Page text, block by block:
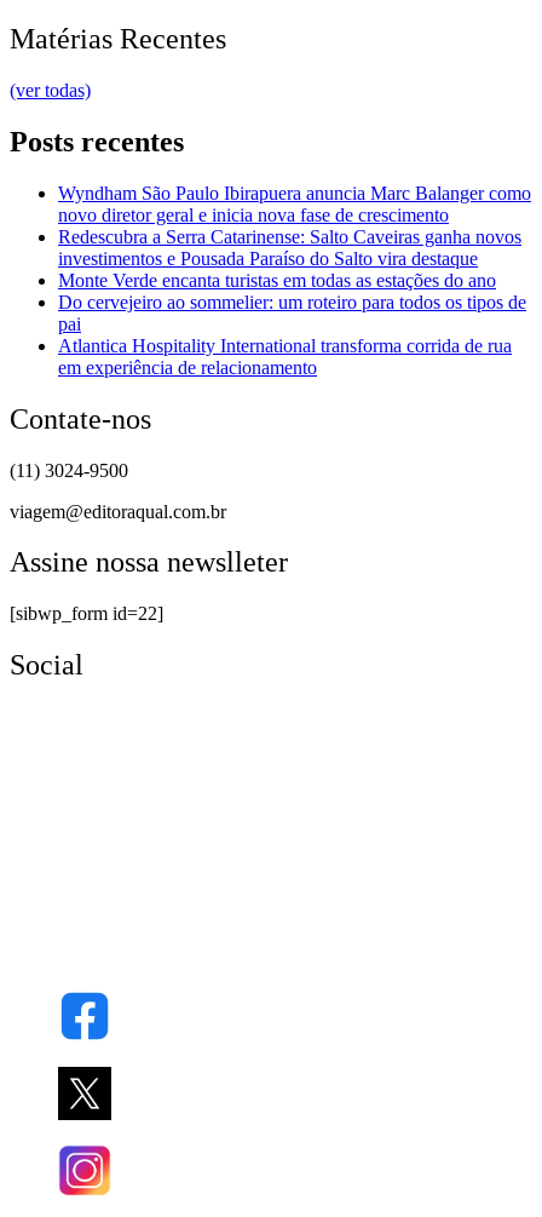
Matérias Recentes
(ver todas)
Posts recentes
Wyndham São Paulo Ibirapuera anuncia Marc Balanger como
novo diretor geral e inicia nova fase de crescimento
Redescubra a Serra Catarinense: Salto Caveiras ganha novos
investimentos e Pousada Paraíso do Salto vira destaque
Monte Verde encanta turistas em todas as estações do ano
Do cervejeiro ao sommelier: um roteiro para todos os tipos de
pai
Atlantica Hospitality International transforma corrida de rua
em experiência de relacionamento
Contate-nos
(11) 3024-9500
viagem@editoraqual.com.br
Assine nossa newslleter
[sibwp_form id=22]
Social